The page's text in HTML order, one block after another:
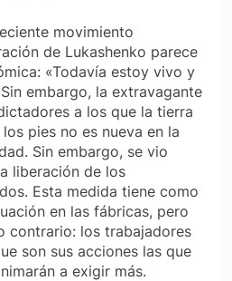
movimiento
de Lukashenko parece
«Todavía estoy vivo y
embargo, la extravagante
a los que la tierra
pies no es nueva en la
Sin embargo, se vio
liberación de los
Esta medida tiene como
en las fábricas, pero
contrario: los trabajadores
son sus acciones las que
a exigir más.